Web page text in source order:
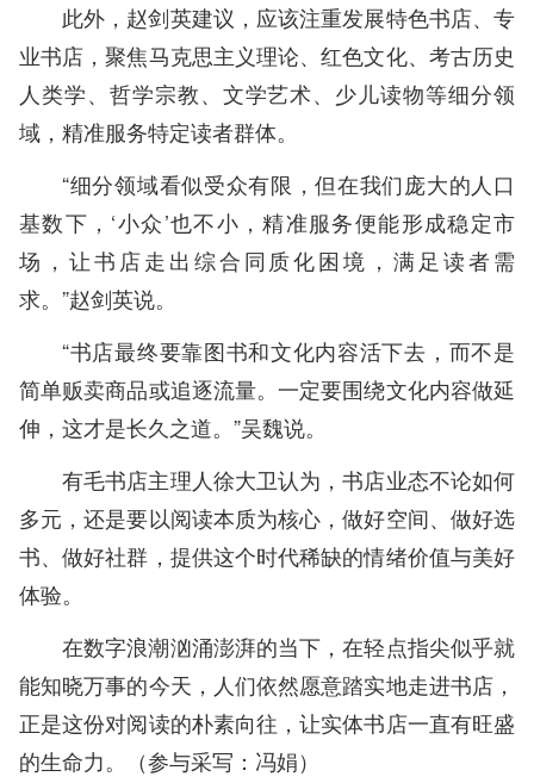
此外，赵剑英建议，应该注重发展特色书店、专
业书店，聚焦马克思主义理论、红色文化、考古历史
人类学、哲学宗教、文学艺术、少儿读物等细分领
域，精准服务特定读者群体。
“细分领域看似受众有限，但在我们庞大的人口
基数下，‘小众’也不小，精准服务便能形成稳定市
场，让书店走出综合同质化困境，满足读者需
求。”赵剑英说。
“书店最终要靠图书和文化内容活下去，而不是
简单贩卖商品或追逐流量。一定要围绕文化内容做延
伸，这才是长久之道。”吴魏说。
有毛书店主理人徐大卫认为，书店业态不论如何
多元，还是要以阅读本质为核心，做好空间、做好选
书、做好社群，提供这个时代稀缺的情绪价值与美好
体验。
在数字浪潮汹涌澎湃的当下，在轻点指尖似乎就
能知晓万事的今天，人们依然愿意踏实地走进书店，
正是这份对阅读的朴素向往，让实体书店一直有旺盛
的生命力。（参与采写：冯娟）